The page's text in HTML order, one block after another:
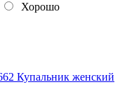
Хорошо